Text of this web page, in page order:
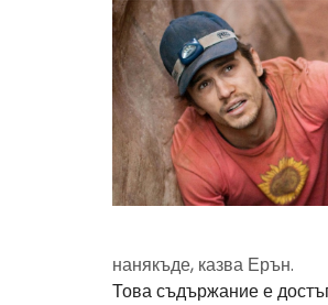
нанякъде, казва Ерън.
Това съдържание е